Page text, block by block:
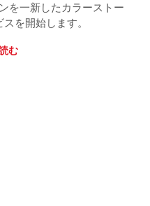
を一新したカラーストー
を開始します。
む